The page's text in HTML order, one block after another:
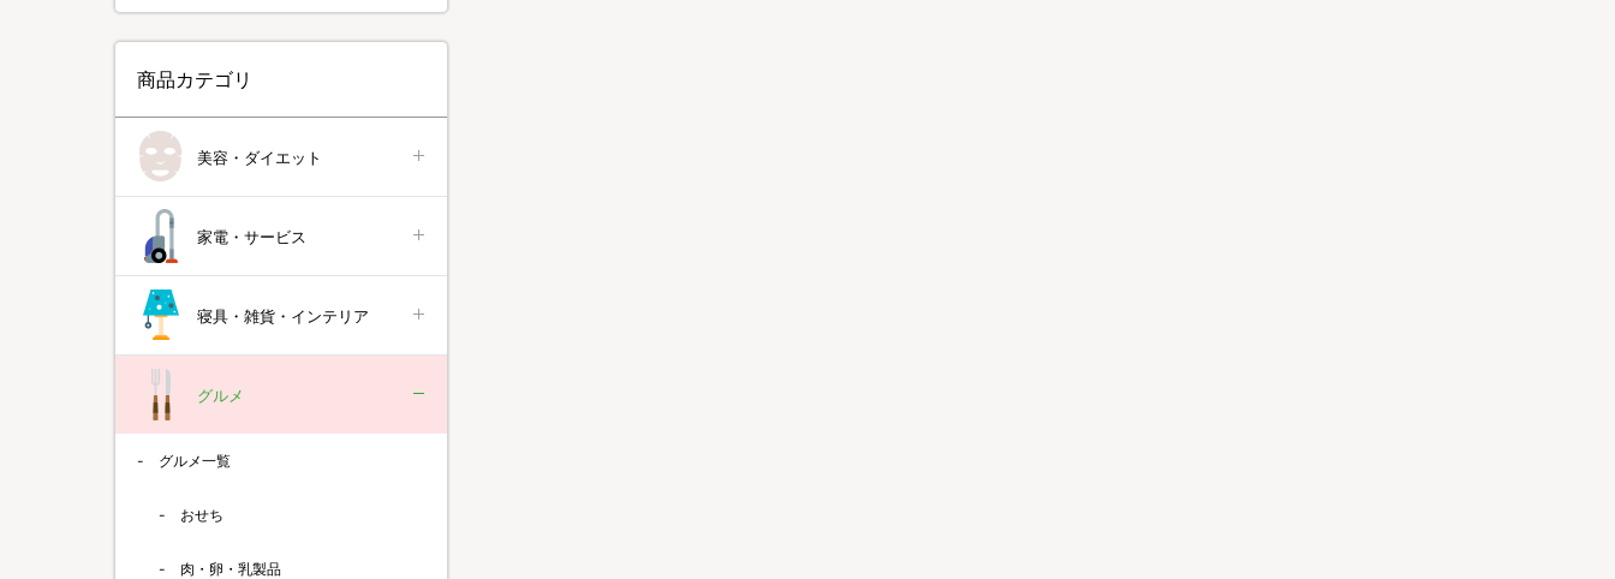
商品カテゴリ
美容・ダイエット
家電・サービス
寝具・雑貨・インテリア
グルメ
グルメ一覧
おせち
肉・卵・乳製品